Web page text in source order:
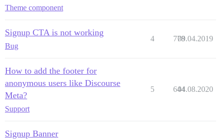
Theme component
Signup CTA is not working
Bug
4 778
09.04.2019
How to add the footer for
anonymous users like Discourse
Meta?
Support
5 644
04.08.2020
Signup Banner